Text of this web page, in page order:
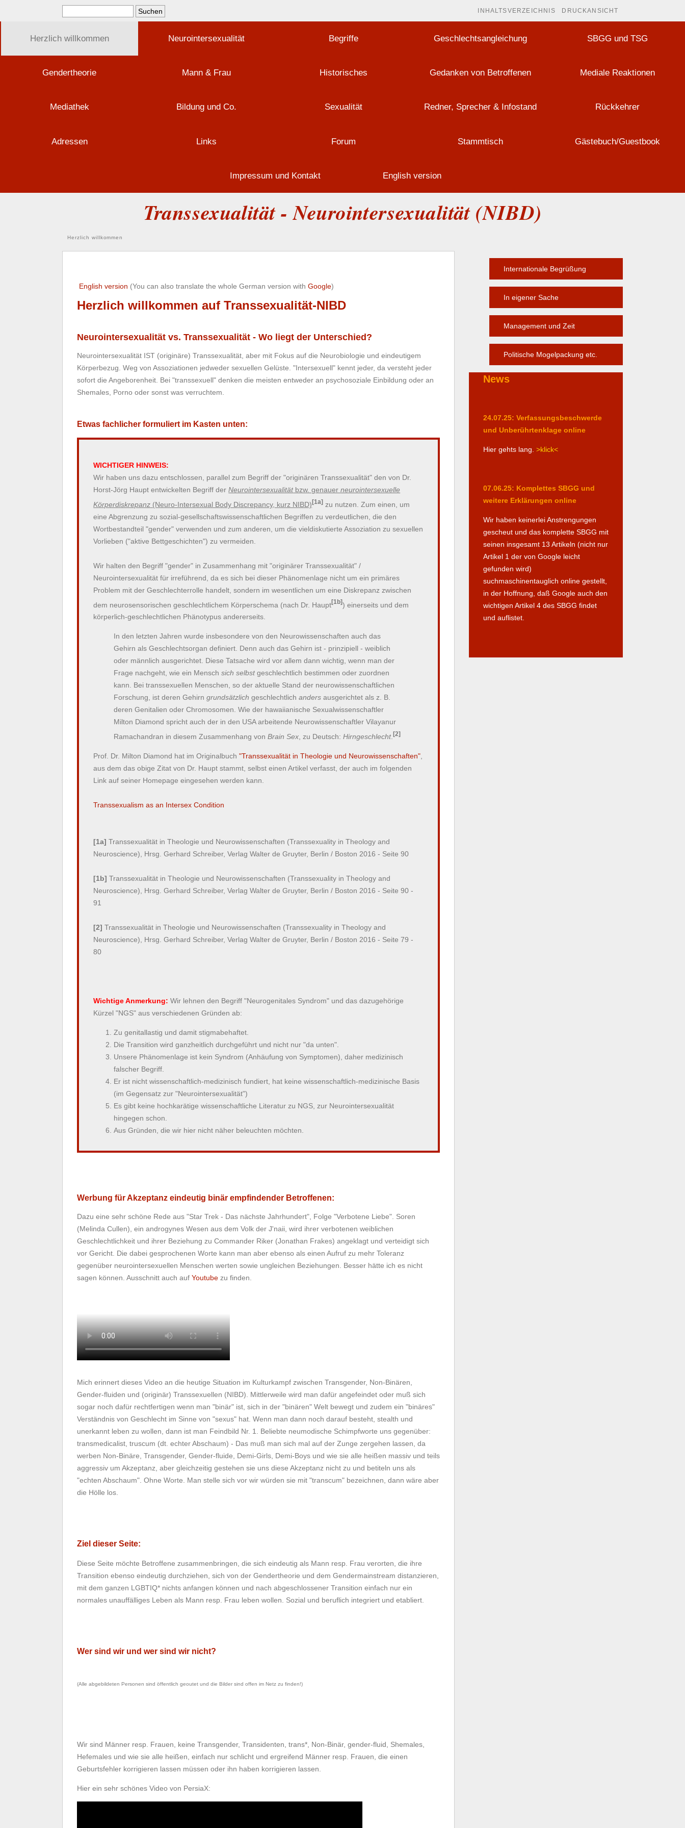
INHALTSVERZEICHNIS DRUCKANSICHT
Herzlich willkommen Neurointersexualität Begriffe Geschlechtsangleichung SBGG und TSG
Gendertheorie Mann & Frau Historisches Gedanken von Betroffenen Mediale Reaktionen
Mediathek Bildung und Co. Sexualität Redner, Sprecher & Infostand Rückkehrer
Adressen Links Forum Stammtisch Gästebuch/Guestbook
Impressum und Kontakt English version
Transsexualität - Neurointersexualität (NIBD)
Herzlich willkommen
English version (You can also translate the whole German version with Google)
Herzlich willkommen auf Transsexualität-NIBD
Neurointersexualität vs. Transsexualität - Wo liegt der Unterschied?
Neurointersexualität IST (originäre) Transsexualität, aber mit Fokus auf die Neurobiologie und eindeutigem
Körperbezug. Weg von Assoziationen jedweder sexuellen Gelüste. "Intersexuell" kennt jeder, da versteht jeder
sofort die Angeborenheit. Bei "transsexuell" denken die meisten entweder an psychosoziale Einbildung oder an
Shemales, Porno oder sonst was verruchtem.
Etwas fachlicher formuliert im Kasten unten:
WICHTIGER HINWEIS:
Wir haben uns dazu entschlossen, parallel zum Begriff der "originären Transsexualität" den von Dr.
Horst-Jörg Haupt entwickelten Begriff derNeurointersexualitätbzw. genauerneurointersexuelle
Körperdiskrepanz (Neuro-Intersexual Body Discrepancy, kurz NIBD)[1a] zu nutzen. Zum einen, um
eine Abgrenzung zu sozial-gesellschaftswissenschaftlichen Begriffen zu verdeutlichen, die den
Wortbestandteil "gender" verwenden und zum anderen, um die vieldiskutierte Assoziation zu sexuellen
Vorlieben ("aktive Bettgeschichten") zu vermeiden.
Wir halten den Begriff "gender" in Zusammenhang mit "originärer Transsexualität" /
Neurointersexualität für irreführend, da es sich bei dieser Phänomenlage nicht um ein primäres
Problem mit der Geschlechterrolle handelt, sondern im wesentlichen um eine Diskrepanz zwischen
dem neurosensorischen geschlechtlichem Körperschema (nach Dr. Haupt[1b]) einerseits und dem
körperlich-geschlechtlichen Phänotypus andererseits.
In den letzten Jahren wurde insbesondere von den Neurowissenschaften auch das
Gehirn als Geschlechtsorgan definiert. Denn auch das Gehirn ist - prinzipiell - weiblich
oder männlich ausgerichtet. Diese Tatsache wird vor allem dann wichtig, wenn man der
Frage nachgeht, wie ein Menschsich selbstgeschlechtlich bestimmen oder zuordnen
kann. Bei transsexuellen Menschen, so der aktuelle Stand der neurowissenschaftlichen
Forschung, ist deren Gehirngrundsätzlich geschlechtlichanders ausgerichtet als z. B.
deren Genitalien oder Chromosomen. Wie der hawaiianische Sexualwissenschaftler
Milton Diamond spricht auch der in den USA arbeitende Neurowissenschaftler Vilayanur
Ramachandran in diesem Zusammenhang vonBrain Sex , zu Deutsch:Hirngeschlecht.[2]
Prof. Dr. Milton Diamond hat im Originalbuch"Transsexualität in Theologie und Neurowissenschaften"
aus dem das obige Zitat von Dr. Haupt stammt, selbst einen Artikel verfasst, der auch im folgenden
Link auf seiner Homepage eingesehen werden kann.
Transsexualism as an Intersex Condition
[1a]Transsexualität in Theologie und Neurowissenschaften (Transsexuality in Theology and
Neuroscience), Hrsg. Gerhard Schreiber, Verlag Walter de Gruyter, Berlin / Boston 2016 - Seite 90
[1b] Transsexualität in Theologie und Neurowissenschaften (Transsexuality in Theology and
Neuroscience), Hrsg. Gerhard Schreiber, Verlag Walter de Gruyter, Berlin / Boston 2016 - Seite 90 -
91
[2] Transsexualität in Theologie und Neurowissenschaften (Transsexuality in Theology and
Neuroscience), Hrsg. Gerhard Schreiber, Verlag Walter de Gruyter, Berlin / Boston 2016 - Seite 79 -
80
Wichtige Anmerkung: Wir lehnen den Begriff "Neurogenitales Syndrom" und das dazugehörige
Kürzel "NGS" aus verschiedenen Gründen ab:
Zu genitallastig und damit stigmabehaftet.
Die Transition wird ganzheitlich durchgeführt und nicht nur "da unten".
Unsere Phänomenlage ist kein Syndrom (Anhäufung von Symptomen), daher medizinisch
falscher Begriff.
Er ist nicht wissenschaftlich-medizinisch fundiert, hat keine wissenschaftlich-medizinische Basis
(im Gegensatz zur "Neurointersexualität")
Es gibt keine hochkarätige wissenschaftliche Literatur zu NGS, zur Neurointersexualität
hingegen schon.
Aus Gründen, die wir hier nicht näher beleuchten möchten.
Werbung für Akzeptanz eindeutig binär empfindender Betroffenen:
Dazu eine sehr schöne Rede aus "Star Trek - Das nächste Jahrhundert", Folge "Verbotene Liebe". Soren
(Melinda Cullen), ein androgynes Wesen aus dem Volk der J'naii, wird ihrer verbotenen weiblichen
Geschlechtlichkeit und ihrer Beziehung zu Commander Riker (Jonathan Frakes) angeklagt und verteidigt sich
vor Gericht. Die dabei gesprochenen Worte kann man aber ebenso als einen Aufruf zu mehr Toleranz
gegenüber neurointersexuellen Menschen werten sowie ungleichen Beziehungen. Besser hätte ich es nicht
sagen können. Ausschnitt auch auf Youtube zu finden.
Mich erinnert dieses Video an die heutige Situation im Kulturkampf zwischen Transgender, Non-Binären,
Gender-fluiden und (originär) Transsexuellen (NIBD). Mittlerweile wird man dafür angefeindet oder muß sich
sogar noch dafür rechtfertigen wenn man "binär" ist, sich in der "binären" Welt bewegt und zudem ein "binäres"
Verständnis von Geschlecht im Sinne von "sexus" hat. Wenn man dann noch darauf besteht, stealth und
unerkannt leben zu wollen, dann ist man Feindbild Nr. 1. Beliebte neumodische Schimpfworte uns gegenüber:
transmedicalist, truscum (dt. echter Abschaum) - Das muß man sich mal auf der Zunge zergehen lassen, da
werben Non-Binäre, Transgender, Gender-fluide, Demi-Girls, Demi-Boys und wie sie alle heißen massiv und teils
aggressiv um Akzeptanz, aber gleichzeitig gestehen sie uns diese Akzeptanz nicht zu und betiteln uns als
"echten Abschaum". Ohne Worte. Man stelle sich vor wir würden sie mit "transcum" bezeichnen, dann wäre aber
die Hölle los.
Ziel dieser Seite:
Diese Seite möchte Betroffene zusammenbringen, die sich eindeutig als Mann resp. Frau verorten, die ihre
Transition ebenso eindeutig durchziehen, sich von der Gendertheorie und dem Gendermainstream distanzieren,
mit dem ganzen LGBTIQ* nichts anfangen können und nach abgeschlossener Transition einfach nur ein
normales unauffälliges Leben als Mann resp. Frau leben wollen. Sozial und beruflich integriert und etabliert.
Wer sind wir und wer sind wir nicht?
(Alle abgebildeten Personen sind öffentlich geoutet und die Bilder sind offen im Netz zu finden!)
Wir sind Männer resp. Frauen, keine Transgender, Transidenten, trans*, Non-Binär, gender-fluid, Shemales,
Hefemales und wie sie alle heißen, einfach nur schlicht und ergreifend Männer resp. Frauen, die einen
Geburtsfehler korrigieren lassen müssen oder ihn haben korrigieren lassen.
Hier ein sehr schönes Video von PersiaX:
Internationale Begrüßung
In eigener Sache
Management und Zeit
Politische Mogelpackung etc.
News
24.07.25: Verfassungsbeschwerde
und Unberührtenklage online
Hier gehts lang. >klick<
07.06.25: Komplettes SBGG und
weitere Erklärungen online
Wir haben keinerlei Anstrengungen
gescheut und das komplette SBGG mit
seinen insgesamt 13 Artikeln (nicht nur
Artikel 1 der von Google leicht
gefunden wird)
suchmaschinentauglich online gestellt,
in der Hoffnung, daß Google auch den
wichtigen Artikel 4 des SBGG findet
und auflistet.